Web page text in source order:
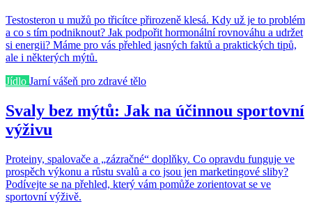
Testosteron u mužů po třicítce přirozeně klesá. Kdy už je to problém
a co s tím podniknout? Jak podpořit hormonální rovnováhu a udržet
si energii? Máme pro vás přehled jasných faktů a praktických tipů,
ale i některých mýtů.
Jídlo Jarní vášeň pro zdravé tělo
Svaly bez mýtů: Jak na účinnou sportovní
výživu
Proteiny, spalovače a „zázračné“ doplňky. Co opravdu funguje ve
prospěch výkonu a růstu svalů a co jsou jen marketingové sliby?
Podívejte se na přehled, který vám pomůže zorientovat se ve
sportovní výživě.